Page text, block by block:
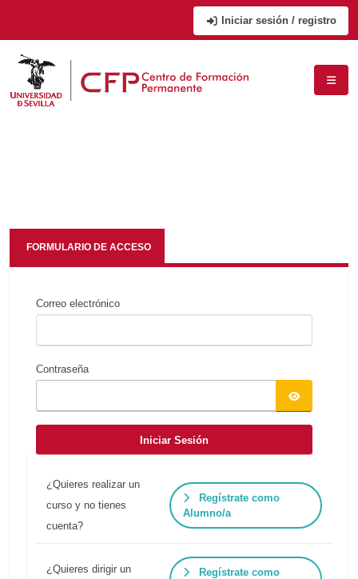
Iniciar sesión / registro
FORMULARIO DE ACCESO
Correo electrónico
Contraseña
Iniciar Sesión
¿Quieres realizar un
curso y no tienes
cuenta?
Regístrate como
Alumno/a
¿Quieres dirigir un
Regístrate como